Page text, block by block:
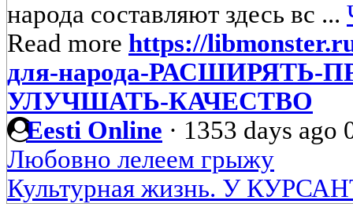
народа составляют здесь вс ...
Read more https://
для-народа-РАСШИРЯТЬ-
УЛУЧШАТЬ-КАЧЕСТВО
Eesti Online · 1353 days ago
Любовно лелеем грыжу
Культурная жизнь. У